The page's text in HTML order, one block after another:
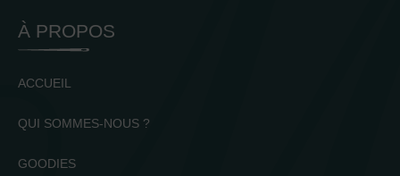
À PROPOS
ACCUEIL
QUI SOMMES-NOUS ?
GOODIES